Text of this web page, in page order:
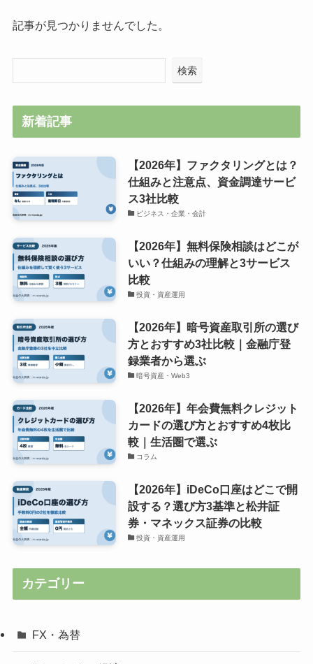
記事が見つかりませんでした。
検索
新着記事
【2026年】ファクタリングとは？
仕組みと注意点、資金調達サービ
ス3社比較
ビジネス・企業・会計
【2026年】無料保険相談はどこが
いい？仕組みの理解と3サービス
比較
投資・資産運用
【2026年】暗号資産取引所の選び
方とおすすめ3社比較｜金融庁登
録業者から選ぶ
暗号資産・Web3
【2026年】年会費無料クレジット
カードの選び方とおすすめ4枚比
較｜生活圏で選ぶ
コラム
【2026年】iDeCo口座はどこで開
設する？選び方3基準と松井証
券・マネックス証券の比較
投資・資産運用
カテゴリー
FX・為替